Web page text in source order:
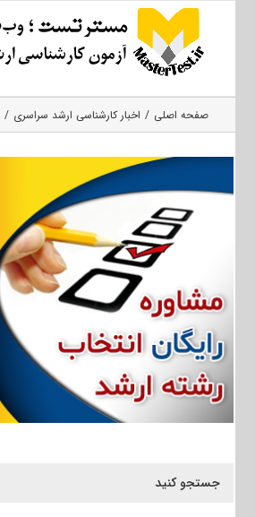
صفحه اصلی اخبار کارشناسی ارشد سراسری
جستجو کنید